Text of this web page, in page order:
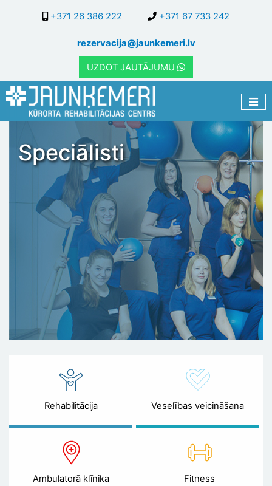
galveno
saturu
+371 26 386 222 +371 67 733 242
rezervacija@jaunkemeri.lv
UZDOT JAUTĀJUMU
Speciālisti
Rehabilitācija Veselības veicināšana
Ambulatorā klīnika Fitness